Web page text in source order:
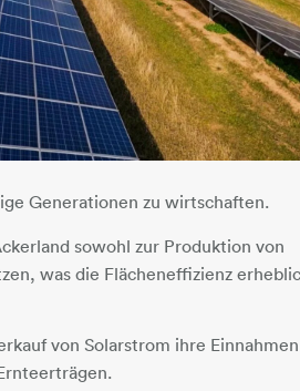
Generationen zu wirtschaften.
sowohl zur Produktion von
was die Flächeneffizienz
von Solarstrom ihre Einnahmen